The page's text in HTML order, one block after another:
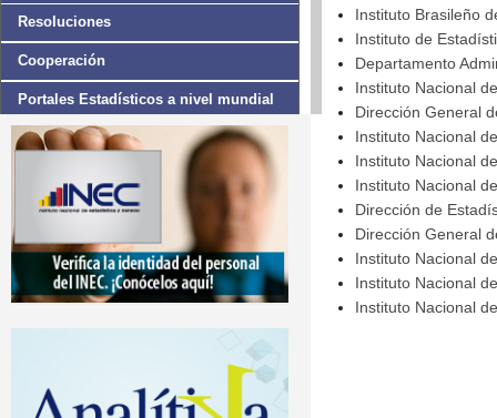
Resoluciones
Cooperación
Portales Estadísticos a nivel mundial
Estudios e Investigaciones
Instituto Brasileño
Instituto de
Departamento
Instituto Nacional
Dirección General
Instituto Nacional
Instituto Nacional
Instituto Nacional
Dirección de
Dirección General
Instituto Nacional
Instituto Nacional
Instituto Nacional